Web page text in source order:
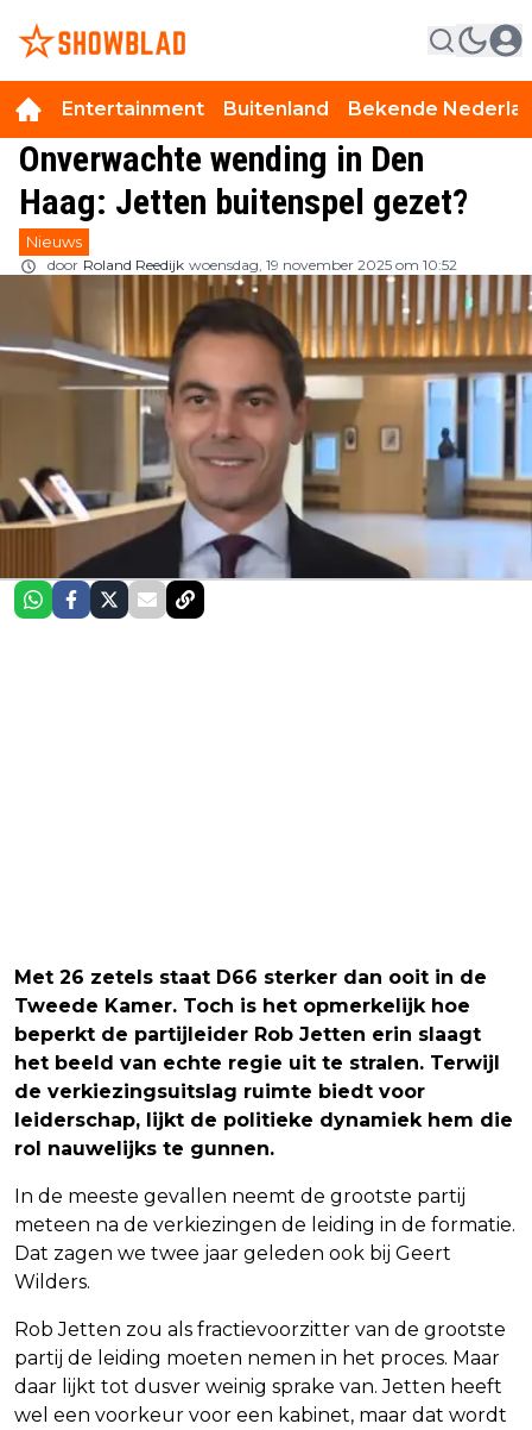
Entertainment Buitenland Bekende
Onverwachte wending in Den
Haag: Jetten buitenspel gezet?
Nieuws
door Roland Reedijk woensdag, 19 november 2025 om 10:52
Met 26 zetels staat D66 sterker dan ooit in de
Tweede Kamer. Toch is het opmerkelijk hoe
beperkt de partijleider Rob Jetten erin slaagt
het beeld van echte regie uit te stralen. Terwijl
de verkiezingsuitslag ruimte biedt voor
leiderschap, lijkt de politieke dynamiek hem die
rol nauwelijks te gunnen.
In de meeste gevallen neemt de grootste partij
meteen na de verkiezingen de leiding in de formatie.
Dat zagen we twee jaar geleden ook bij Geert
Wilders.
Rob Jetten zou als fractievoorzitter van de grootste
partij de leiding moeten nemen in het proces. Maar
daar lijkt tot dusver weinig sprake van. Jetten heeft
wel een voorkeur voor een kabinet, maar dat wordt